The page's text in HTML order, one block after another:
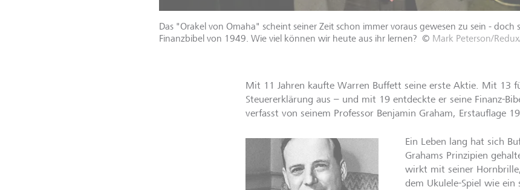
Das "Orakel von Omaha" scheint seiner Zeit schon immer voraus gewesen zu sein -
Finanzbibel von 1949. Wie viel können wir heute aus ihr lernen? © Mark Peterson/
Mit 11 Jahren kaufte Warren Buffett seine erste Aktie. Mit 13
Steuererklärung aus – und mit 19 entdeckte er seine Finanz-
verfasst von seinem Professor Benjamin Graham, Erstauflage
Ein Leben lang hat sich
Grahams Prinzipien
wirkt mit seiner
dem Ukulele-Spiel wie ein